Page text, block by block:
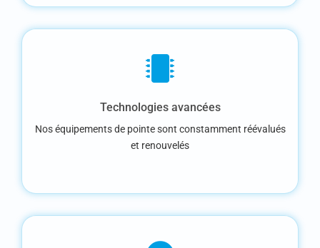
Technologies avancées
Nos équipements de pointe sont constamment réévalués
et renouvelés